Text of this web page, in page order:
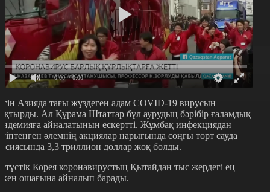
0:00 / 0:00
Азияда тағы жүздеген адам COVID-19 вирусын
Ал Құрама Штаттар бұл аурудың бәрібір ғаламдық
айналатынын ескертті. Жұмбақ инфекциядан
әлемнің акциялар нарығында соңғы төрт сауда
3,3 триллион доллар жоқ болды.
Корея коронавирустың Қытайдан тыс жердегі ең
ошағына айналып барады.